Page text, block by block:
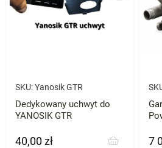
SKU:Yanosik GTR
Dedykowany uchwyt do
YANOSIK GTR
Cena
40,00 zł 7